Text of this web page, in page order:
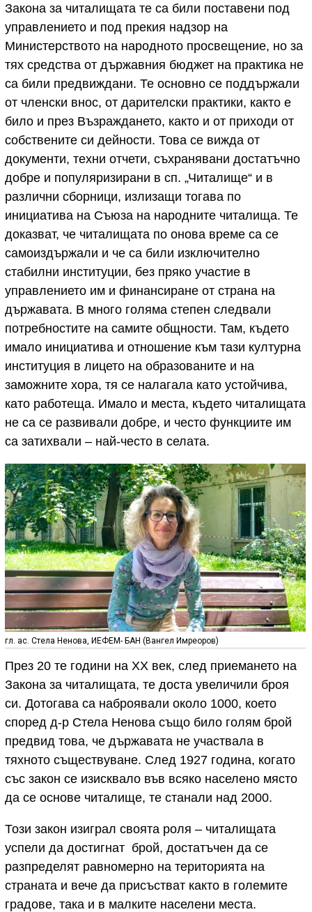
Закона за читалищата те са били поставени под
управлението и под прекия надзор на
Министерството на народното просвещение, но за
тях средства от държавния бюджет на практика не
са били предвиждани. Те основно се поддържали
от членски внос, от дарителски практики, както е
било и през Възраждането, както и от приходи от
собствените си дейности. Това се вижда от
документи, техни отчети, съхранявани достатъчно
добре и популяризирани в сп. „Читалище“ и в
различни сборници, излизащи тогава по
инициатива на Съюза на народните читалища. Те
доказват, че читалищата по онова време са се
самоиздържали и че са били изключително
стабилни институции, без пряко участие в
управлението им и финансиране от страна на
държавата. В много голяма степен следвали
потребностите на самите общности. Там, където
имало инициатива и отношение към тази културна
институция в лицето на образованите и на
заможните хора, тя се налагала като устойчива,
като работеща. Имало и места, където читалищата
не са се развивали добре, и често функциите им
са затихвали – най-често в селата.
гл. ас. Стела Ненова, ИЕФЕМ- БАН (Вангел Имреоров)
През 20 те години на XX век, след приемането на
Закона за читалищата, те доста увеличили броя
си. Дотогава са наброявали около 1000, което
според д-р Стела Ненова също било голям брой
предвид това, че държавата не участвала в
тяхното съществуване. След 1927 година, когато
със закон се изисквало във всяко населено място
да се основе читалище, те станали над 2000.
Този закон изиграл своята роля – читалищата
успели да достигнат брой, достатъчен да се
разпределят равномерно на територията на
страната и вече да присъстват както в големите
градове, така и в малките населени места.